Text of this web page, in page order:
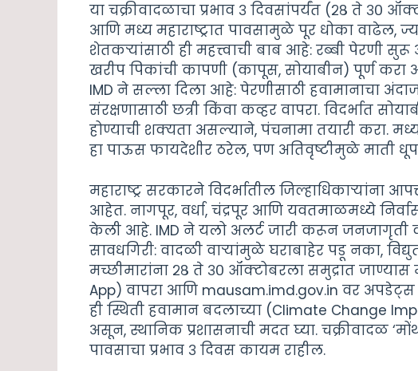
या चक्रीवादळाचा प्रभाव ३ दिवसांपर्यंत (२८ ते ३०
आणि मध्य महाराष्ट्रात पावसामुळे पूर धोका वाढेल,
शेतकऱ्यांसाठी ही महत्त्वाची बाब आहे: रब्बी पेरणी
खरीप पिकांची कापणी (कापूस, सोयाबीन) पूर्ण करा
IMD ने सल्ला दिला आहे: पेरणीसाठी हवामानाचा
संरक्षणासाठी छत्री किंवा कव्हर वापरा. विदर्भात
होण्याची शक्यता असल्याने, पंचनामा तयारी करा.
हा पाऊस फायदेशीर ठरेल, पण अतिवृष्टीमुळे माती धूप
महाराष्ट्र सरकारने विदर्भातील जिल्हाधिकाऱ्यांना
आहेत. नागपूर, वर्धा, चंद्रपूर आणि यवतमाळमध्ये
केली आहे. IMD ने यलो अलर्ट जारी करून
सावधगिरी: वादळी वाऱ्यांमुळे घराबाहेर पडू नका,
मच्छीमारांना २८ ते ३० ऑक्टोबरला समुद्रात
App) वापरा आणि mausam.imd.gov.in वर अपडेट्स
ही स्थिती हवामान बदलाच्या (Climate Change
असून, स्थानिक प्रशासनाची मदत घ्या. चक्रीवादळ
पावसाचा प्रभाव ३ दिवस कायम राहील.